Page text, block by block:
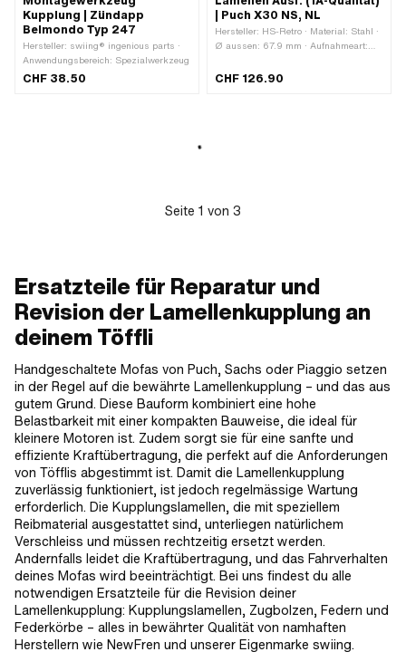
Kupplung | Zündapp
Belmondo Typ 247
Hersteller: swiing® ingenious parts ·
Anwendungsbereich: Spezialwerkzeug
CHF 38.50
| Puch X30 NS, NL
Hersteller: HS-Retro · Material: Stahl ·
Ø aussen: 67.9 mm · Aufnahmeart:
Anwendungsbereich: Original ·
CHF 126.90
Seite 1 von 3
Ersatzteile für Reparatur und
Revision der Lamellenkupplung an
deinem Töffli
Handgeschaltete Mofas von Puch, Sachs oder Piaggio setzen
in der Regel auf die bewährte Lamellenkupplung – und das aus
gutem Grund. Diese Bauform kombiniert eine hohe
Belastbarkeit mit einer kompakten Bauweise, die ideal für
kleinere Motoren ist. Zudem sorgt sie für eine sanfte und
effiziente Kraftübertragung, die perfekt auf die Anforderungen
von Töfflis abgestimmt ist. Damit die Lamellenkupplung
zuverlässig funktioniert, ist jedoch regelmässige Wartung
erforderlich. Die Kupplungslamellen, die mit speziellem
Reibmaterial ausgestattet sind, unterliegen natürlichem
Verschleiss und müssen rechtzeitig ersetzt werden.
Andernfalls leidet die Kraftübertragung, und das Fahrverhalten
deines Mofas wird beeinträchtigt. Bei uns findest du alle
notwendigen Ersatzteile für die Revision deiner
Lamellenkupplung: Kupplungslamellen, Zugbolzen, Federn und
Federkörbe – alles in bewährter Qualität von namhaften
Herstellern wie NewFren und unserer Eigenmarke swiing.